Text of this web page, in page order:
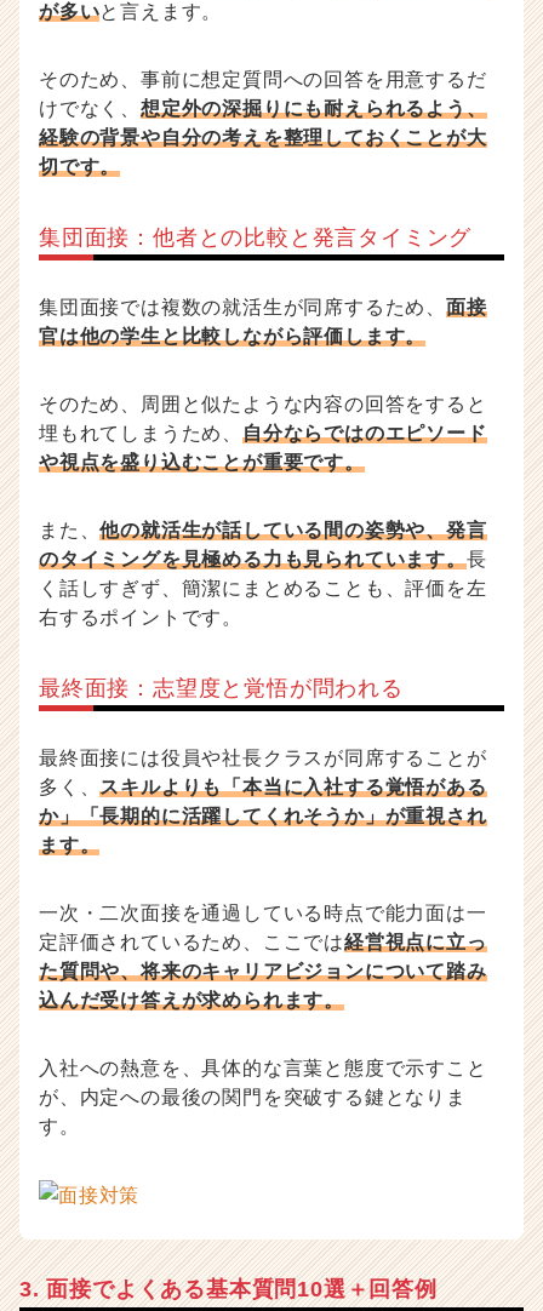
が多いと言えます。
そのため、事前に想定質問への回答を用意するだ
けでなく、 想定外の深掘りにも耐えられるよう、
経験の背景や自分の考えを整理しておくことが大
切です。
集団面接：他者との比較と発言タイミング
集団面接では複数の就活生が同席するため、 面接
官は他の学生と比較しながら評価します。
そのため、周囲と似たような内容の回答をすると
埋もれてしまうため、 自分ならではのエピソード
や視点を盛り込むことが重要です。
また、他の就活生が話している間の姿勢や、発言
のタイミングを見極める力も見られています。長
く話しすぎず、簡潔にまとめることも、評価を左
右するポイントです。
最終面接：志望度と覚悟が問われる
最終面接には役員や社長クラスが同席することが
多く、スキルよりも「本当に入社する覚悟がある
か」「長期的に活躍してくれそうか」が重視され
ます。
一次・二次面接を通過している時点で能力面は一
定評価されているため、ここでは経営視点に立っ
た質問や、将来のキャリアビジョンについて踏み
込んだ受け答えが求められます。
入社への熱意を、具体的な言葉と態度で示すこと
が、内定への最後の関門を突破する鍵となりま
す。
3. 面接でよくある基本質問10選＋回答例